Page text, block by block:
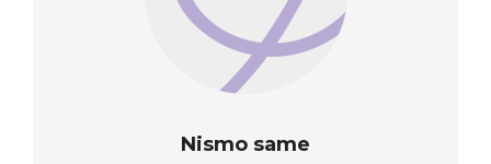
Nismo same